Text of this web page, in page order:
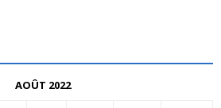
AOÛT 2022